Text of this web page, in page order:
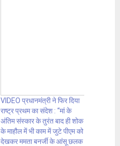
VIDEO प्रधानमंत्री ने फिर दिया
राष्ट्र प्रथम का संदेश : “मां के
अंतिम संस्कार के तुरंत बाद ही शोक
के माहौल में भी काम में जुटे पीएम को
देखकर ममता बनर्जी के आंसू छलक